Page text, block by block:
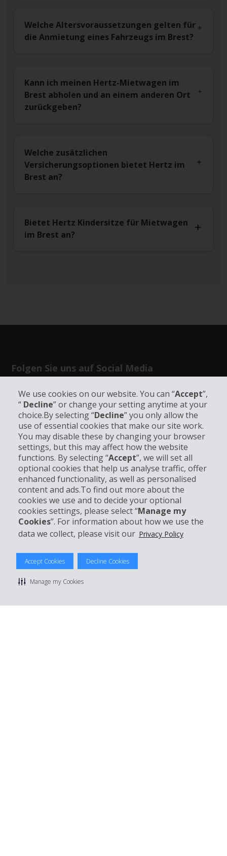
We use cookies on our website. You can “Accept”,
“ Decline” or change your setting anytime at your
choice.By selecting “Decline” you only allow the
use of essential cookies that make our site work.
You may disable these by changing your browser
settings, but this may affect how the website
functions. By selecting “Accept”, we will set all
optional cookies that help us analyse traffic, offer
enhanced functionality, as well as personalised
content and ads.To find out more about the
cookies we use and to decide your optional
cookies settings, please select “Manage my
Cookies”. For information about how we use the
data we collect, please visit our Privacy Policy
Accept Cookies Decline Cookies
Manage my Cookies
Welche Altersvoraussetzungen gelten für
die Anmietung eines Fahrzeugs im Brest?
Kann ich meinen Hertz-Mietwagen im
Brest abholen und an einem anderen Ort
zurückgeben?
Welche zusätzlichen
Versicherungsoptionen bietet Hertz im
Brest an?
Bietet Hertz Kindersitze für Mietwagen
im Brest an?
Folgen Sie uns auf Social Media
Unternehmensinformation
Partner
Kundenservice
Mieten bei Hertz
© 2026 The Hertz System, Inc.
Datenschutzrichtlinie |